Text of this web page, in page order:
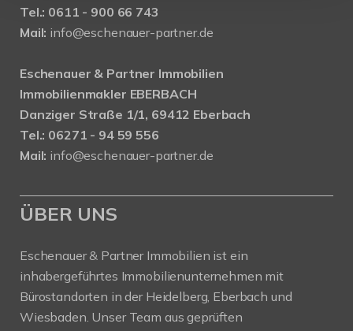
Tel.: 0611 - 900 66 743
Mail: info@eschenauer-partner.de
Eschenauer & Partner Immobilien
Immobilienmakler EBERBACH
Danziger Straße 1/1, 69412 Eberbach
Tel.: 06271 - 94 59 556
Mail: info@eschenauer-partner.de
ÜBER UNS
Eschenauer & Partner Immobilien ist ein
inhabergeführtes Immobilienunternehmen mit
Bürostandorten in der Heidelberg, Eberbach und
Wiesbaden. Unser Team aus geprüften